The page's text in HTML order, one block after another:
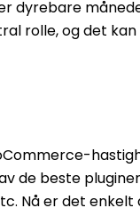
dyrebare
rolle, og det
de beste
Nå er det